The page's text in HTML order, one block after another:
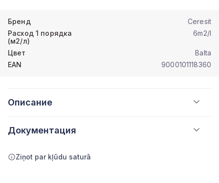
Бренд
Ceresit
Расход 1 порядка
(м2/л)
6m2/l
Цвет
Balta
EAN
9000101118360
Описание
Документация
Ziņot par kļūdu saturā